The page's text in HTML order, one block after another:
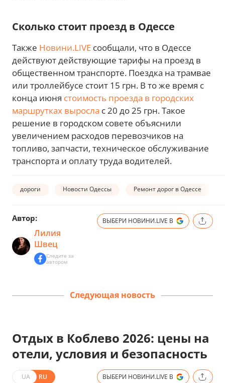
Сколько стоит проезд в Одессе
Также Новини.LIVE сообщали, что в Одессе
действуют действующие тарифы на проезд в
общественном транспорте. Поездка на трамвае
или троллейбусе стоит 15 грн. В то же время с
конца июня стоимость проезда в городских
маршрутках выросла с 20 до 25 грн. Такое
решение в городском совете объяснили
увеличением расходов перевозчиков на
топливо, запчасти, техническое обслуживание
транспорта и оплату труда водителей.
дороги Новости Одессы Ремонт дорог в Одессе
Автор:
Лилия
Швец
Следите за
автором
ВЫБЕРИ НОВИНИ.LIVE В
Следующая новость
Отдых в Коблево 2026: цены на
отели, условия и безопасность
UA RU ВЫБЕРИ НОВИНИ.LIVE В